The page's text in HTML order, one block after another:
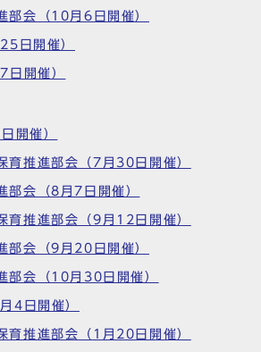
会（10月6日開催）
日開催）
開催）
開催）
推進部会（7月30日開催）
会（8月7日開催）
推進部会（9月12日開催）
会（9月20日開催）
会（10月30日開催）
4日開催）
推進部会（1月20日開催）